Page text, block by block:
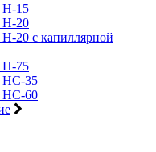
Н-15
Н-20
20 с капиллярной
Н-75
НС-35
НС-60